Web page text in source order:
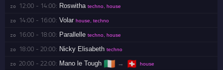
zo 12:00 - 14:00: Roswitha techno, house
zo 14:00 - 16:00: Volar house, techno
zo 16:00 - 18:00: Parallelle techno, house
zo 18:00 - 20:00: Nicky Elisabeth techno
zo 20:00 - 22:00: Mano le Tough 🇮🇪 → 🇨🇭 house